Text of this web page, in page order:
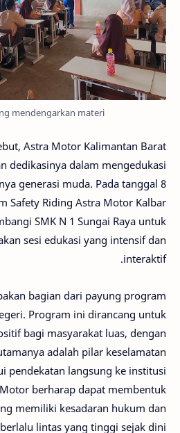
mendengarkan materi
Astra Motor Kalimantan Barat
dedikasinya dalam mengedukasi
generasi muda. Pada tanggal 8
Safety Riding Astra Motor Kalbar
SMK N 1 Sungai Raya untuk
sesi edukasi yang intensif dan
interaktif.
bagian dari payung program
Program ini dirancang untuk
bagi masyarakat luas, dengan
adalah pilar keselamatan
pendekatan langsung ke institusi
berharap dapat membentuk
memiliki kesadaran hukum dan
lintas yang tinggi sejak dini.